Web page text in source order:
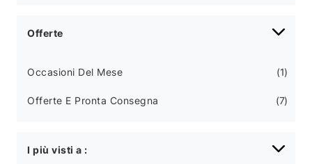
Offerte
Occasioni Del Mese 1
Offerte E Pronta Consegna 7
I più visti a :